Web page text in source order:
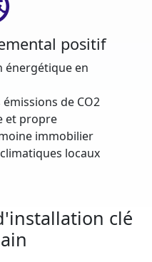
positif
énergétique en
de CO2
et propre
immobilier
locaux
clé